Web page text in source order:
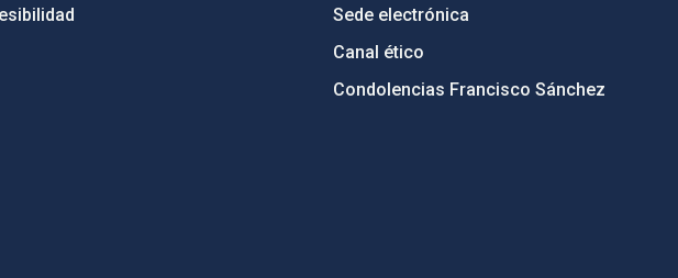
Sede electrónica
Canal ético
Condolencias Francisco Sánchez